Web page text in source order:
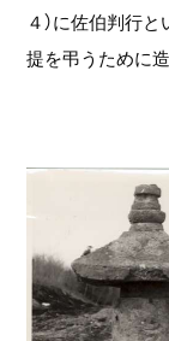
４）に佐伯判行
提を弔うために